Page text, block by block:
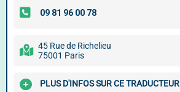
45 Rue de Richelieu
75001 Paris
PLUS D'INFOS SUR CE TRADUCTEUR